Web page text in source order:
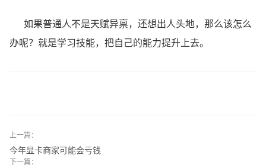
如果普通人不是天赋异禀，还想出人头地，那么该怎么
办呢？就是学习技能，把自己的能力提升上去。
上一篇：
今年显卡商家可能会亏钱
下一篇：